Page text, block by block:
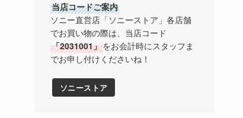
当店コードご案内
ソニー直営店「ソニーストア」各店舗
でお買い物の際は、当店コード
「2031001」をお会計時にスタッフま
でお申し付けくださいね！
ソニーストア